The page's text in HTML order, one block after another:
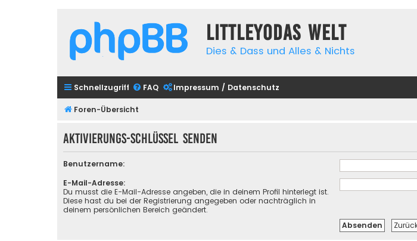
Littleyodas Welt
Dies & Dass und Alles & Nichts
Schnellzugriff FAQ Impressum / Datenschutz
Foren-Übersicht
Aktivierungs-Schlüssel senden
Benutzername:
E-Mail-Adresse:
Du musst die E-Mail-Adresse angeben, die in deinem Profil hinterlegt ist.
Diese hast du bei der Registrierung angegeben oder nachträglich in
deinem persönlichen Bereich geändert.